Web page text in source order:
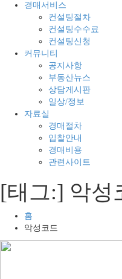
경매서비스
컨설팅절차
컨설팅수수료
컨설팅신청
커뮤니티
공지사항
부동산뉴스
상담게시판
일상/정보
자료실
경매절차
입찰안내
경매비용
관련사이트
[태그:] 악성
홈
악성코드